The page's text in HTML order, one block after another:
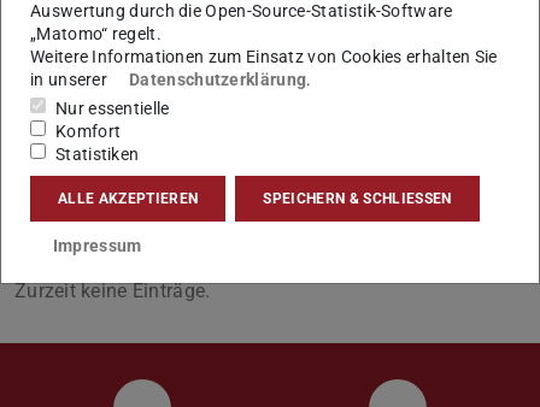
KONTAKT
Zurzeit keine Einträge.
Auswertung durch die Open-Source-Statistik-Software
„Matomo“ regelt.
Weitere Informationen zum Einsatz von Cookies erhalten Sie
in unserer
Datenschutzerklärung.
Nur essentielle
Komfort
Statistiken
ALLE AKZEPTIEREN SPEICHERN & SCHLIESSEN
Impressum